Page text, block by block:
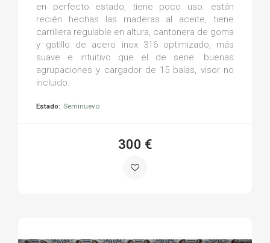
en perfecto estado, tiene poco uso. están
recién hechas las maderas al aceite, tiene
carrillera regulable en altura, cantonera de goma
y gatillo de acero inox 316 optimizado, más
suave e intuitivo que el de serie. buenas
agrupaciones y cargador de 15 balas, visor no
incluido.
Estado: Seminuevo
300 €